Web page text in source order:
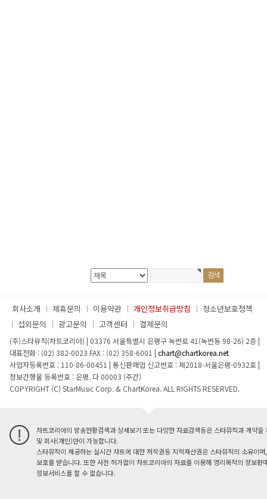
회사소개 제휴문의 이용약관 개인정보취급방침
청소년보호정책
섭외문의
광고문의 고객센터 결제문의
(주)스타뮤직(차트코리아) | 03376 서울특별시 은평구 녹번로 41(녹번동 98-26) 2층|
대표전화 : (02) 382-0023 FAX : (02) 358-6001 | chart@chartkorea.net
사업자등록번호 : 110-86-00451 | 통신판매업 신고번호 : 제2018-서울은평-0932호|
정보간행물 등록번호 : 은평. 다 00003 (주간)
COPYRIGHT (C) StarMusic Corp. & ChartKorea. ALL RIGHTS RESERVED.
차트코리아의 방송현황검색과 상세보기 또는 다양한 자료검색등은 스타뮤직과 계약을
및 회사(개인)만이 가능합니다.
스타뮤직이 제공하는 실시간 챠트에 대한 저작권등 지적재산권은 스타뮤직의 소유이
보호를 받습니다. 또한 사전 허가없이 차트코리아의 자료를 이용해 영리목적의 정보판
정보서비스를 할 수 없습니다.